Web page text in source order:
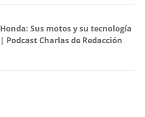
Honda: Sus motos y su tecnología
| Podcast Charlas de Redacción